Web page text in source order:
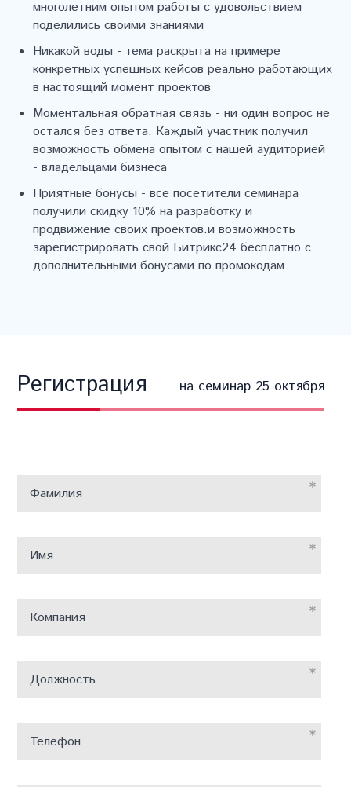
многолетним опытом работы с удовольствием
поделились своими знаниями
Никакой воды - тема раскрыта на примере
конкретных успешных кейсов реально работающих
в настоящий момент проектов
Моментальная обратная связь - ни один вопрос не
остался без ответа. Каждый участник получил
возможность обмена опытом с нашей аудиторией
- владельцами бизнеса
Приятные бонусы - все посетители семинара
получили скидку 10% на разработку и
продвижение своих проектов.и возможность
зарегистрировать свой Битрикс24 бесплатно с
дополнительными бонусами по промокодам
Регистрация на семинар 25 октября
Фамилия *
Имя *
Компания *
Должность *
Телефон *